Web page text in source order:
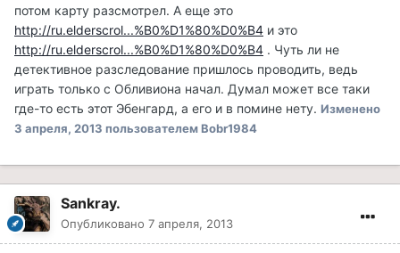
потом карту разсмотрел. А еще это
http://ru.elderscrol...%B0%D1%80%D0%B4 и это
http://ru.elderscrol...%B0%D1%80%D0%B4 . Чуть ли не
детективное разследование пришлось проводить, ведь
играть только с Обливиона начал. Думал может все таки
где-то есть этот Эбенгард, а его и в помине нету. Изменено
3 апреля, 2013 пользователем Bobr1984
Sankray.
Опубликовано 7 апреля, 2013